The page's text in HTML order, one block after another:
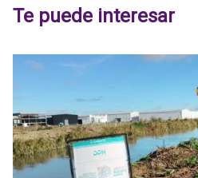
Te puede interesar